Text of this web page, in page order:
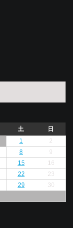
土
日
1
2
8
9
15
16
22
23
29
30